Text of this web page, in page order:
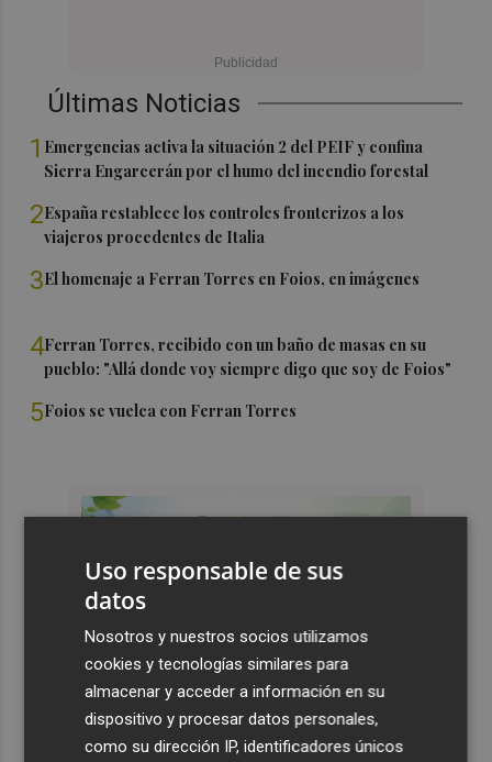
Últimas Noticias
1 Emergencias activa la situación 2 del PEIF y confina
Sierra Engarcerán por el humo del incendio forestal
2España restablece los controles fronterizos a los
viajeros procedentes de Italia
3El homenaje a Ferran Torres en Foios, en imágenes
4Ferran Torres, recibido con un baño de masas en su
pueblo: "Allá donde voy siempre digo que soy de Foios"
5Foios se vuelca con Ferran Torres
Uso responsable de sus
datos
Nosotros y nuestros socios utilizamos
cookies y tecnologías similares para
almacenar y acceder a información en su
dispositivo y procesar datos personales,
como su dirección IP, identificadores únicos